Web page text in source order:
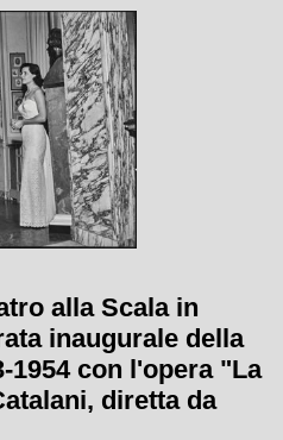
alla Scala in
inaugurale della
1954 con l'opera "La
diretta da